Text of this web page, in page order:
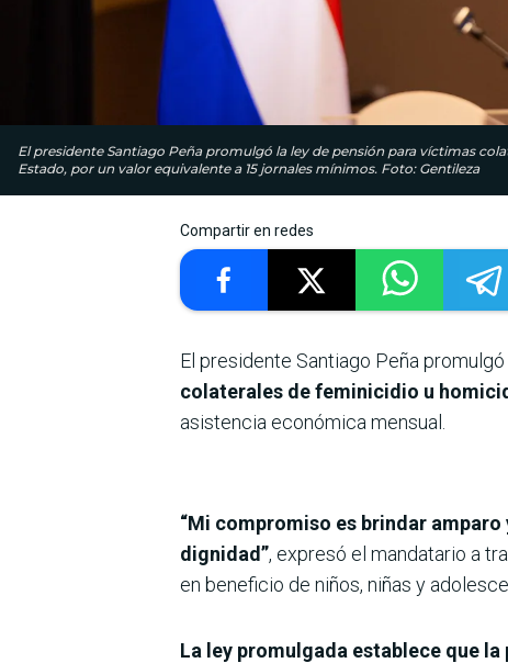
El presidente Santiago Peña promulgó la ley de pensión para víctimas
Estado, por un valor equivalente a 15 jornales mínimos. Foto: Gentileza
Compartir en redes
El presidente Santiago Peña
colaterales de feminicidio u
asistencia económica mensual.
“Mi compromiso es brindar
dignidad”, expresó el mandatario a
en beneficio de niños, niñas y
La ley promulgada establece que